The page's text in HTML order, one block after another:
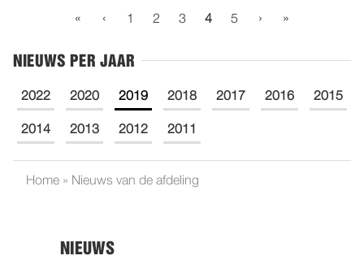
« ‹ 1 2 3 4 5 › »
NIEUWS PER JAAR
2022 2020 2019 2018 2017 2016 2015
2014 2013 2012 2011
Home » Nieuws van de afdeling
NIEUWS